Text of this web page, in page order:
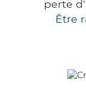
perte
Être